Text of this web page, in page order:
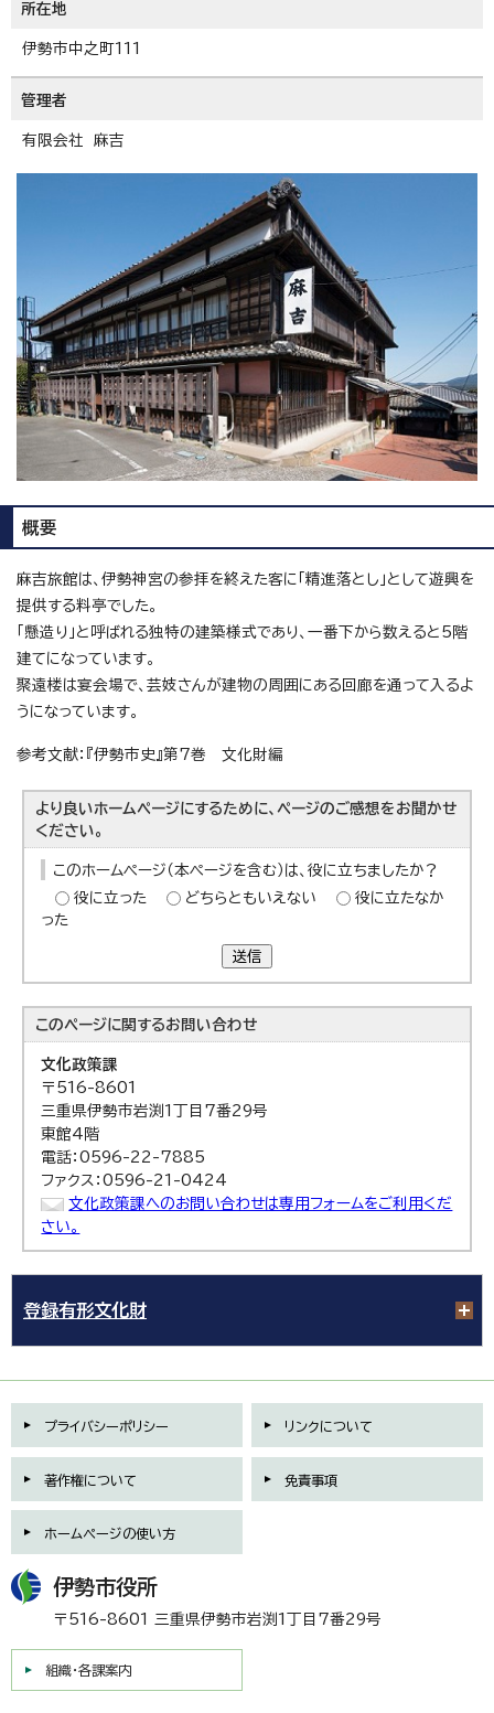
所在地
伊勢市中之町111
管理者
有限会社 麻吉
概要
麻吉旅館は、伊勢神宮の参拝を終えた客に「精進落とし」として遊興を
提供する料亭でした。
「懸造り」と呼ばれる独特の建築様式であり、一番下から数えると5階
建てになっています。
聚遠楼は宴会場で、芸妓さんが建物の周囲にある回廊を通って入るよ
うになっています。
参考文献：『伊勢市史』第7巻 文化財編
より良いホームページにするために、ページのご感想をお聞かせ
ください。
このホームページ（本ページを含む）は、役に立ちましたか？
役に立った
どちらともいえない
役に立たなか
った
送信
このページに関するお問い合わせ
文化政策課
〒516-8601
三重県伊勢市岩渕1丁目7番29号
東館4階
電話：0596-22-7885
ファクス：0596-21-0424
文化政策課へのお問い合わせは専用フォームをご利用くだ
さい。
登録有形文化財
プライバシーポリシー リンクについて
著作権について 免責事項
ホームページの使い方
伊勢市役所
〒516-8601 三重県伊勢市岩渕1丁目7番29号
組織・各課案内